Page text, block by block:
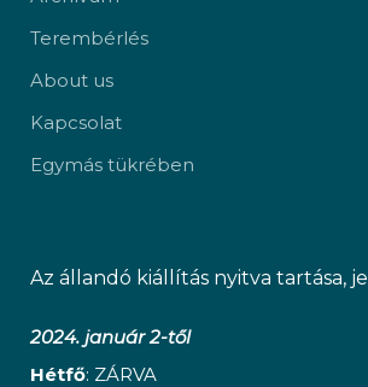
Terembérlés
About us
Kapcsolat
Egymás tükrében
Az állandó kiállítás nyitva tartása,
2024. január 2-től
Hétfő: ZÁRVA